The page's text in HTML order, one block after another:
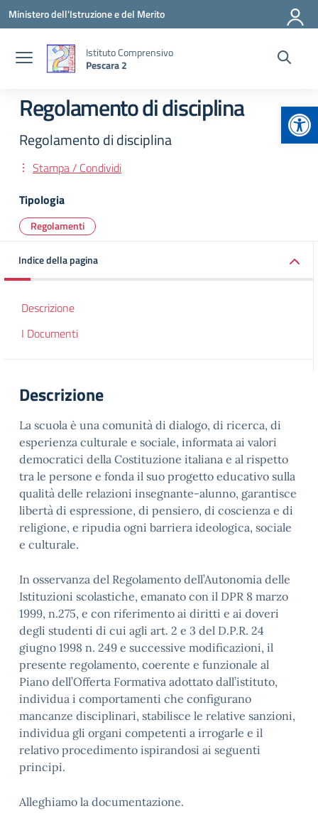
Vai ai contenuti
Vai al menu di navigazione
Vai al footer
Ministero dell'Istruzione e del Merito
Istituto Comprensivo
Pescara 2
Regolamento di disciplina
Regolamento di disciplina
Stampa / Condividi
Tipologia
Regolamenti
Indice della pagina
Descrizione
I Documenti
Descrizione
La scuola è una comunità di dialogo, di ricerca, di
esperienza culturale e sociale, informata ai valori
democratici della Costituzione italiana e al rispetto
tra le persone e fonda il suo progetto educativo sulla
qualità delle relazioni insegnante-alunno, garantisce
libertà di espressione, di pensiero, di coscienza e di
religione, e ripudia ogni barriera ideologica, sociale
e culturale.
In osservanza del Regolamento dell’Autonomia delle
Istituzioni scolastiche, emanato con il DPR 8 marzo
1999, n.275, e con riferimento ai diritti e ai doveri
degli studenti di cui agli art. 2 e 3 del D.P.R. 24
giugno 1998 n. 249 e successive modificazioni, il
presente regolamento, coerente e funzionale al
Piano dell’Offerta Formativa adottato dall’istituto,
individua i comportamenti che configurano
mancanze disciplinari, stabilisce le relative sanzioni,
individua gli organi competenti a irrogarle e il
relativo procedimento ispirandosi ai seguenti
principi.
Alleghiamo la documentazione.